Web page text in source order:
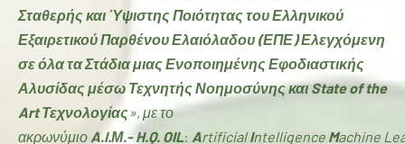
Σταθερής και Ύψιστης Ποιότητας του Ελληνικού
Εξαιρετικού Παρθένου Ελαιόλαδου (ΕΠΕ) Ελεγχόμενη
σε όλα τα Στάδια μιας Ενοποιημένης Εφοδιαστικής
Αλυσίδας μέσω Τεχνητής Νοημοσύνης και State of the
Art Τεχνολογίας», με το
ακρωνύμιο A.I.Μ.-H.Q. OIL: Artificial Intelligence Machine